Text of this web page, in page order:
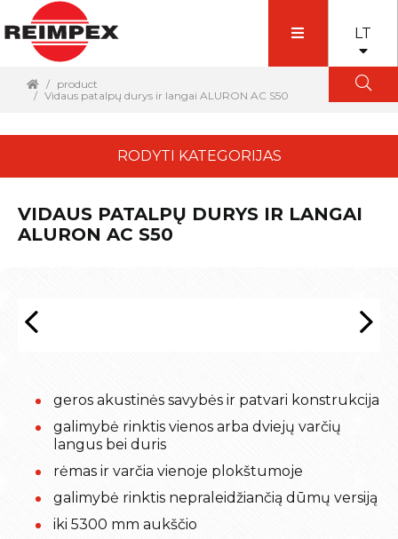
LT
product
Vidaus patalpų durys ir langai ALURON AC S50
RODYTI KATEGORIJAS
VIDAUS PATALPŲ DURYS IR LANGAI
ALURON AC S50
geros akustinės savybės ir patvari konstrukcija
galimybė rinktis vienos arba dviejų varčių
langus bei duris
rėmas ir varčia vienoje plokštumoje
galimybė rinktis nepraleidžiančią dūmų versiją
iki 5300 mm aukščio